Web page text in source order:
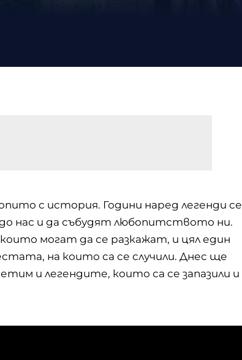
с история. Години наред легенди се
нас и да събудят любопитството ни.
могат да се разкажат, и цял един
на които са се случили. Днес ще
и легендите, които са се запазили и